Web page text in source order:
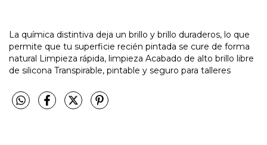
La química distintiva deja un brillo y brillo duraderos, lo que
permite que tu superficie recién pintada se cure de forma
natural Limpieza rápida, limpieza Acabado de alto brillo libre
de silicona Transpirable, pintable y seguro para talleres